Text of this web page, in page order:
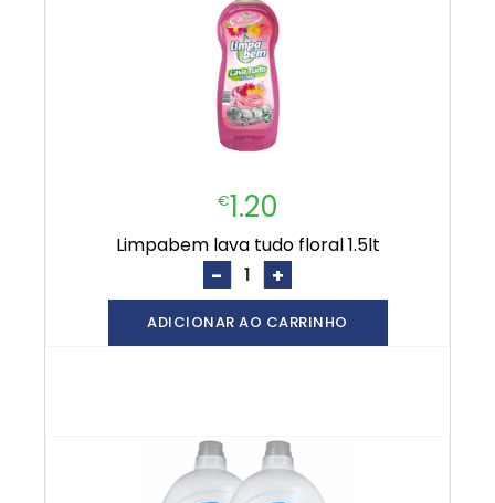
€1.20
limpabem lava tudo floral 1.5lt
- +
ADICIONAR AO CARRINHO